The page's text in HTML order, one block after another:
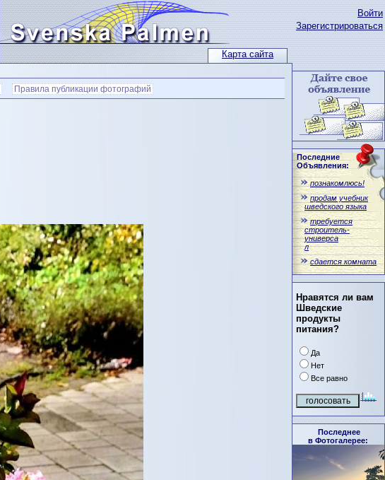
Карта сайта
Войти
Зарегистрироваться
Последние
Объявления:
познакомлюсь!
продам учебник
шведского языка
требуется
строитель-
универса
л
сдается комната
Нравятся ли вам
Шведские
продукты
питания?
Да
Нет
Все равно
Последнее
в Фотогалерее:
Правила публикации фотографий